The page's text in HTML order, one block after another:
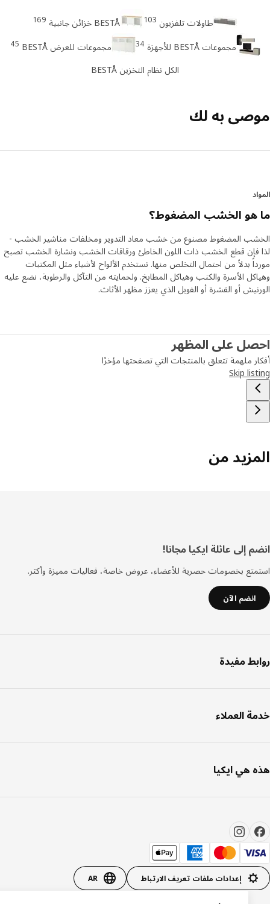
طاولات تلفزيون 103 BESTÅ خزائن جانبية 169
مجموعات BESTÅ للأجهزة 34 مجموعات للعرض BESTÅ 45
الكل نظام التخزين BESTÅ
به لك
هو الخشب المضغوط؟
المضغوط مصنوع من خشب معاد التدوير ومخلفات مناشير الخشب -
فإن قطع الخشب ذات اللون الخاطئ ورقاقات الخشب ونشارة الخشب تصبح
بدلاً من احتمال التخلص منها. نستخدم الألواح لأشياء مثل المكتبات
الأسرة والكنب وهياكل المطابخ. ولحمايته من التآكل والرطوبة، نضع عليه
أو القشرة أو الفويل الذي يعزز مظهر الأثاث.
على المظهر
ملهمة تتعلق بالمنتجات التي تصفحتها مؤخرًا
Skip
من
إلى عائلة ايكيا مجانا!
بخصومات حصرية للأعضاء، عروض خاصة، فعاليات مميزة وأكثر.
انضم الآن
مفيدة
العملاء
هي ايكيا
إعدادات ملفات تعريف الارتباط AR